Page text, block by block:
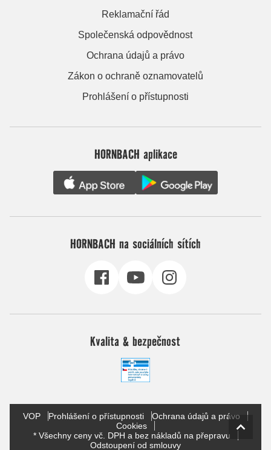
Reklamační řád
Společenská odpovědnost
Ochrana údajů a právo
Zákon o ochraně oznamovatelů
Prohlášení o přístupnosti
HORNBACH aplikace
HORNBACH na sociálních sítích
Kvalita & bezpečnost
VOP Prohlášení o přístupnosti
Ochrana údajů a právo
Cookies
* Všechny ceny vč. DPH a bez nákladů na přepravu
Odstoupení od smlouvy